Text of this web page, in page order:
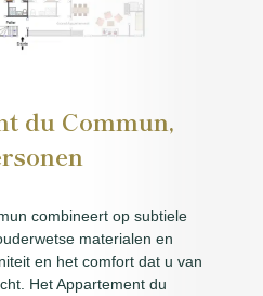
du Commun,
combineert op subtiele
materialen en
en het comfort dat u van
Het Appartement du